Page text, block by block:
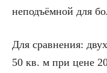
неподъёмной для
Для сравнения:
50 кв. м при цене